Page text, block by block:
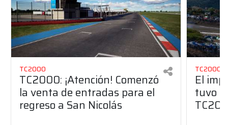
TC2000
TC2000: ¡Atención! Comenzó
la venta de entradas para el
regreso a San Nicolás
TC2000
El
tuvo